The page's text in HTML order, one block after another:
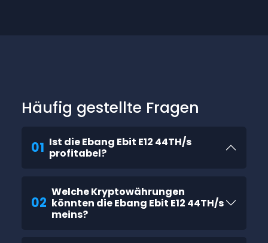
Häufig gestellte Fragen
01 Ist die Ebang Ebit E12 44TH/s
profitabel?
02
Welche Kryptowährungen
könnten die Ebang Ebit E12 44TH/s
meins?